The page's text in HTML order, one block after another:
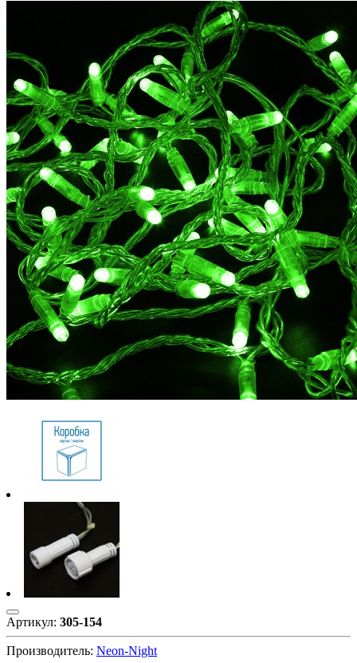
Артикул: 305-154
Производитель: Neon-Night